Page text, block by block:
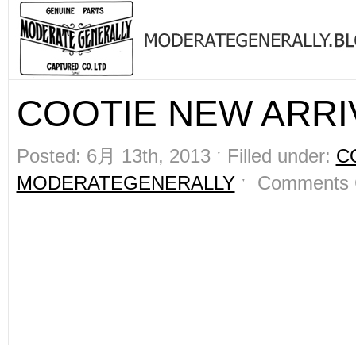
COOTIE NEW
Posted: 6月 13th, 2013 ˑ Filled under:
MODERATEGENERALLYˑ Comments